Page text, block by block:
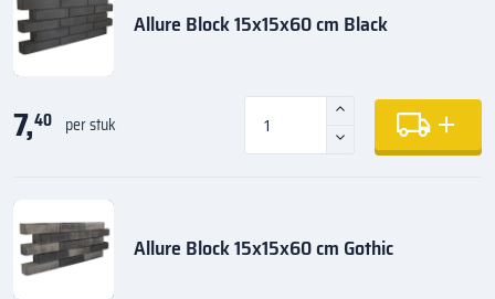
Allure Block 15x15x60 cm Black
7,40 per stuk
Allure Block 15x15x60 cm Gothic